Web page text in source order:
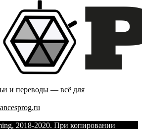
и переводы — всё для
2018-2020. При копировании